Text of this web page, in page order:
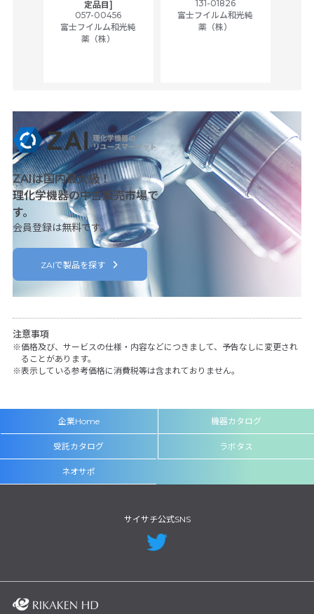
定品目]
057-00456
富士フイルム和光純
薬（株）
131-01826
富士フイルム和光純
薬（株）
ZAIは国内最大級！
理化学機器の中古販売市場で
す。
会員登録は無料です。
ZAIで製品を探す
注意事項
価格及び、サービスの仕様・内容などにつきまして、予告なしに変更され
ることがあります。
表示している参考価格に消費税等は含まれておりません。
企業Home 機器カタログ
受託カタログ ラボタス
ネオサポ
サイサチ公式SNS